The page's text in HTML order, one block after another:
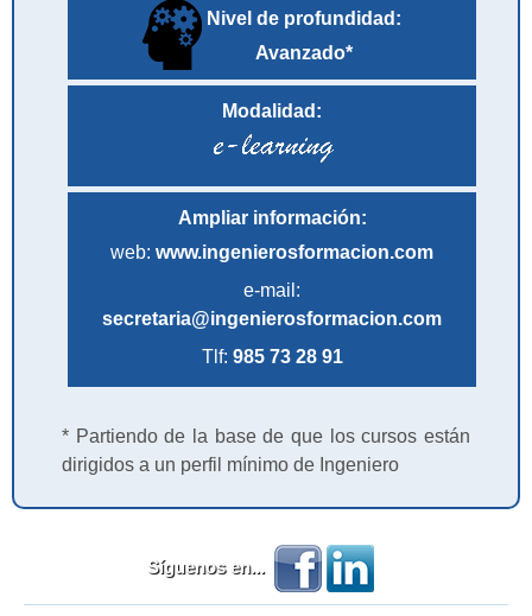
Nivel de profundidad:
Avanzado*
Modalidad:
Ampliar información:
web: www.ingenierosformacion.com
e-mail:
secretaria@ingenierosformacion.com
Tlf: 985 73 28 91
* Partiendo de la base de que los cursos están
dirigidos a un perfil mínimo de Ingeniero
Síguenos en...